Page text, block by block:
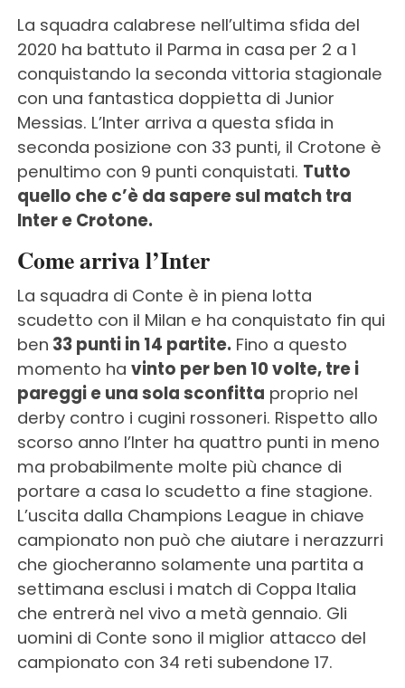
La squadra calabrese nell’ultima sfida del
2020 ha battuto il Parma in casa per 2 a 1
conquistando la seconda vittoria stagionale
con una fantastica doppietta di Junior
Messias. L’Inter arriva a questa sfida in
seconda posizione con 33 punti, il Crotone è
penultimo con 9 punti conquistati. Tutto
quello che c’è da sapere sul match tra
Inter e Crotone.
Come arriva l’Inter
La squadra di Conte è in piena lotta
scudetto con il Milan e ha conquistato fin qui
ben 33 punti in 14 partite. Fino a questo
momento ha vinto per ben 10 volte, tre i
pareggi e una sola sconfitta proprio nel
derby contro i cugini rossoneri. Rispetto allo
scorso anno l’Inter ha quattro punti in meno
ma probabilmente molte più chance di
portare a casa lo scudetto a fine stagione.
L’uscita dalla Champions League in chiave
campionato non può che aiutare i nerazzurri
che giocheranno solamente una partita a
settimana esclusi i match di Coppa Italia
che entrerà nel vivo a metà gennaio. Gli
uomini di Conte sono il miglior attacco del
campionato con 34 reti subendone 17.